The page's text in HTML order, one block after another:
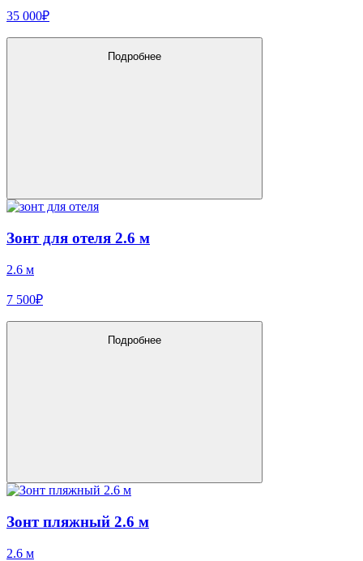
35 000₽
Подробнее
Зонт для отеля 2.6 м
2.6 м
7 500₽
Подробнее
Зонт пляжный 2.6 м
2.6 м